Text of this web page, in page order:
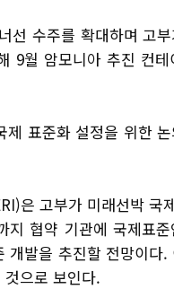
선 수주를 확대하며 고
9월 암모니아 추진 컨
표준화 설정을 위한
은 고부가 미래선박 국
협약 기관에 국제표
발을 추진할 전망이다
으로 보인다.